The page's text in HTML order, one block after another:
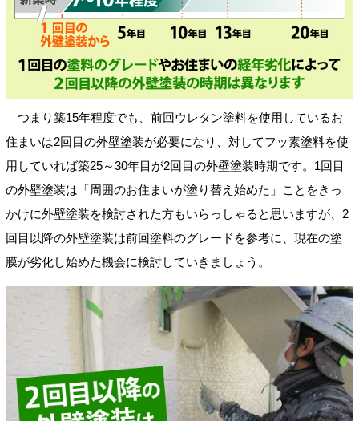
つまり築15年程度でも、前回ウレタン塗料を使用しているお
住まいは2回目の外壁塗装が必要になり、対してフッ素塗料を使
用していれば築25～30年目が2回目の外壁塗装時期です。1回目
の外壁塗装は「周囲のお住まいが塗り替え始めた」ことをきっ
かけに外壁塗装を検討された方もいらっしゃると思いますが、2
回目以降の外壁塗装は前回塗料のグレードを参考に、現在の塗
膜が劣化し始めた機会に検討していきましょう。